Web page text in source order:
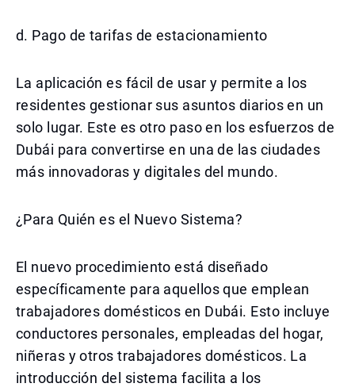
d. Pago de tarifas de estacionamiento
La aplicación es fácil de usar y permite a los
residentes gestionar sus asuntos diarios en un
solo lugar. Este es otro paso en los esfuerzos de
Dubái para convertirse en una de las ciudades
más innovadoras y digitales del mundo.
¿Para Quién es el Nuevo Sistema?
El nuevo procedimiento está diseñado
específicamente para aquellos que emplean
trabajadores domésticos en Dubái. Esto incluye
conductores personales, empleadas del hogar,
niñeras y otros trabajadores domésticos. La
introducción del sistema facilita a los